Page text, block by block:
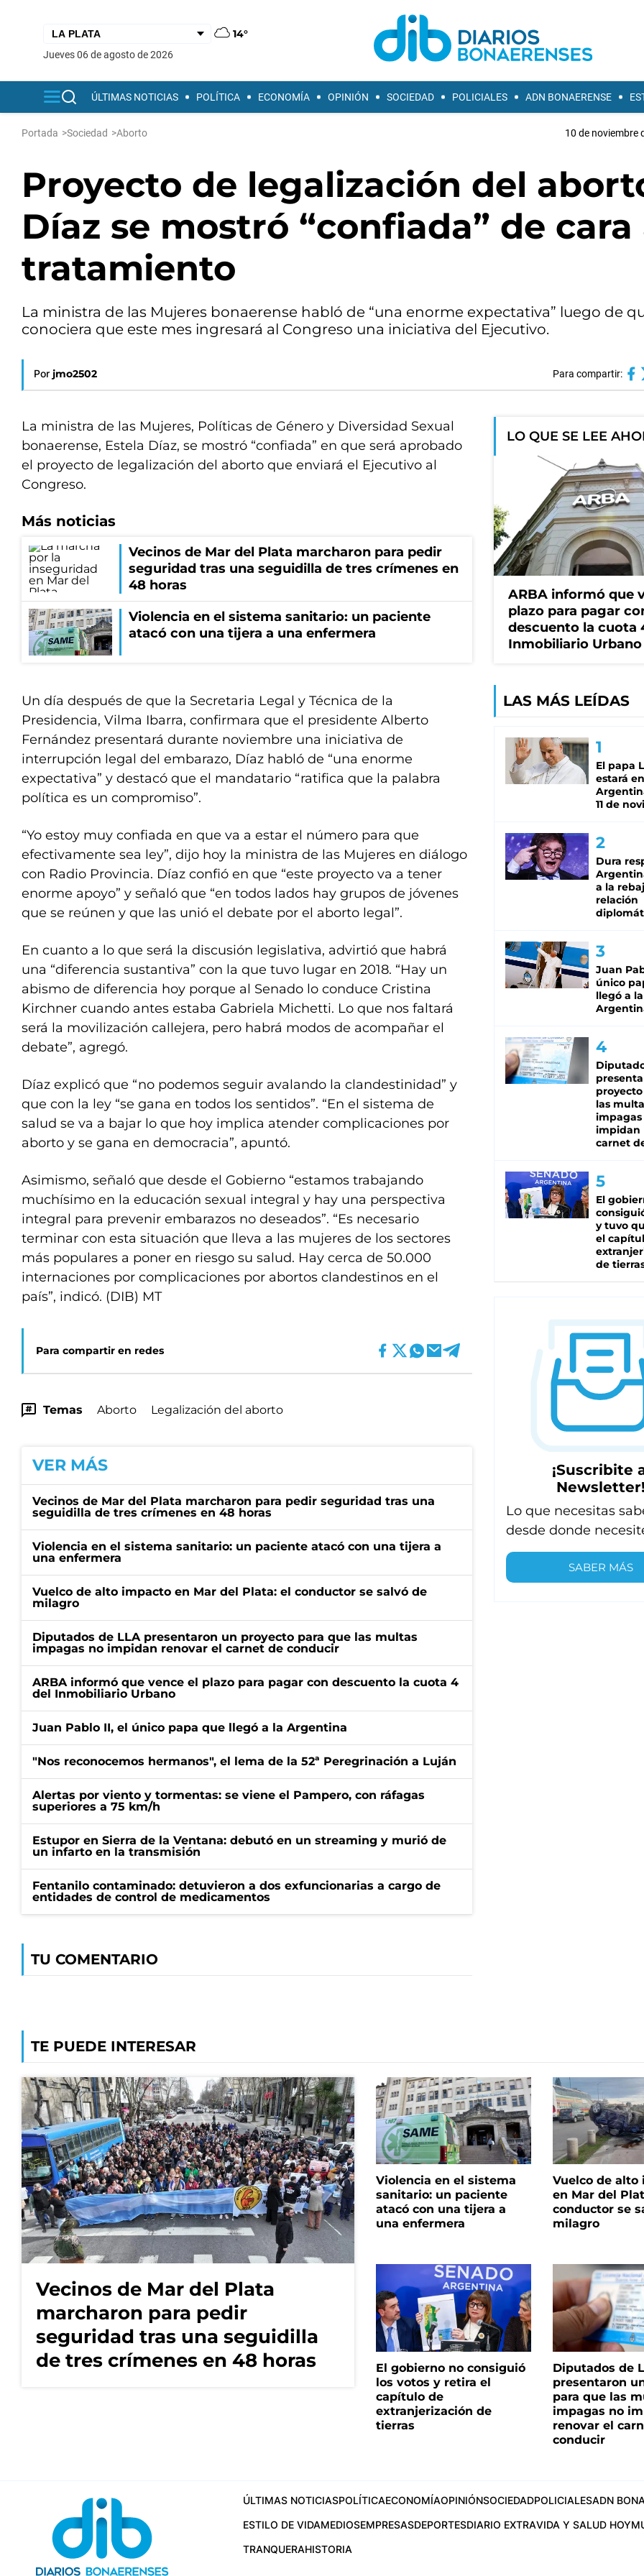
14°
jueves 06 de agosto de 2026
ÚLTIMAS NOTICIAS POLÍTICA ECONOMÍA OPINIÓN SOCIEDAD POLICIALES ADN BONAERENSE
Portada >Sociedad >Aborto 10 de noviembre
Proyecto de legalización del
Díaz se mostró “confiada” de cara
tratamiento
La ministra de las Mujeres bonaerense habló de “una enorme expectativa” luego de
conociera que este mes ingresará al Congreso una iniciativa del Ejecutivo.
Por jmo2502 Para compartir:
La ministra de las Mujeres, Políticas de Género y Diversidad Sexual
bonaerense, Estela Díaz, se mostró “confiada” en que será aprobado
el proyecto de legalización del aborto que enviará el Ejecutivo al
Congreso.
Más noticias
Vecinos de Mar del Plata marcharon para pedir
seguridad tras una seguidilla de tres crímenes en
48 horas
Violencia en el sistema sanitario: un paciente
atacó con una tijera a una enfermera
Un día después de que la Secretaria Legal y Técnica de la
Presidencia, Vilma Ibarra, confirmara que el presidente Alberto
Fernández presentará durante noviembre una iniciativa de
interrupción legal del embarazo, Díaz habló de “una enorme
expectativa” y destacó que el mandatario “ratifica que la palabra
política es un compromiso”.
“Yo estoy muy confiada en que va a estar el número para que
efectivamente sea ley”, dijo hoy la ministra de las Mujeres en diálogo
con Radio Provincia. Díaz confió en que “este proyecto va a tener
enorme apoyo” y señaló que “en todos lados hay grupos de jóvenes
que se reúnen y que las unió el debate por el aborto legal”.
En cuanto a lo que será la discusión legislativa, advirtió que habrá
una “diferencia sustantiva” con la que tuvo lugar en 2018. “Hay un
abismo de diferencia hoy porque al Senado lo conduce Cristina
Kirchner cuando antes estaba Gabriela Michetti. Lo que nos faltará
será la movilización callejera, pero habrá modos de acompañar el
debate”, agregó.
Díaz explicó que “no podemos seguir avalando la clandestinidad” y
que con la ley “se gana en todos los sentidos”. “En el sistema de
salud se va a bajar lo que hoy implica atender complicaciones por
aborto y se gana en democracia”, apuntó.
Asimismo, señaló que desde el Gobierno “estamos trabajando
muchísimo en la educación sexual integral y hay una perspectiva
integral para prevenir embarazos no deseados”. “Es necesario
terminar con esta situación que lleva a las mujeres de los sectores
más populares a poner en riesgo su salud. Hay cerca de 50.000
internaciones por complicaciones por abortos clandestinos en el
país”, indicó. (DIB) MT
Para compartir en redes
Temas Aborto Legalización del aborto
VER MÁS
Vecinos de Mar del Plata marcharon para pedir seguridad tras una
seguidilla de tres crímenes en 48 horas
Violencia en el sistema sanitario: un paciente atacó con una tijera a
una enfermera
Vuelco de alto impacto en Mar del Plata: el conductor se salvó de
milagro
Diputados de LLA presentaron un proyecto para que las multas
impagas no impidan renovar el carnet de conducir
ARBA informó que vence el plazo para pagar con descuento la cuota 4
del Inmobiliario Urbano
Juan Pablo II, el único papa que llegó a la Argentina
"Nos reconocemos hermanos", el lema de la 52ª Peregrinación a Luján
Alertas por viento y tormentas: se viene el Pampero, con ráfagas
superiores a 75 km/h
Estupor en Sierra de la Ventana: debutó en un streaming y murió de
un infarto en la transmisión
Fentanilo contaminado: detuvieron a dos exfuncionarias a cargo de
entidades de control de medicamentos
TU COMENTARIO
LO QUE SE LEE
ARBA informó que
plazo para pagar
descuento la cuota
Inmobiliario Urbano
LAS MÁS LEÍDAS
El papa
estará
11 de
Dura
a la
relación
Juan
único
llegó a la
las
impagas
impidan
carnet
El
y tuvo
el
de
¡Suscribite
Newsletter!
Lo que necesitas
desde donde
SABER MÁS
TE PUEDE INTERESAR
Vecinos de Mar del Plata
marcharon para pedir
seguridad tras una seguidilla
de tres crímenes en 48 horas
Violencia en el sistema
sanitario: un paciente
atacó con una tijera a
una enfermera
Vuelco de alto
en Mar del
conductor se
milagro
El gobierno no consiguió
los votos y retira el
capítulo de
extranjerización de
tierras
Diputados de
presentaron
para que las
impagas no
renovar el
conducir
ÚLTIMAS NOTICIASPOLÍTICAECONOMÍAOPINIÓNSOCIEDADPOLICIALESADN
ESTILO DE VIDAMEDIOSEMPRESASDEPORTESDIARIO EXTRAVIDA Y SALUD HOY
TRANQUERAHISTORIA